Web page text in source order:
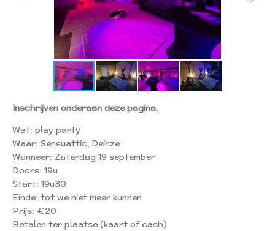
Inschrijven onderaan deze pagina.
Wat: play party
Waar: Sensuattic, Deinze
Wanneer: Zaterdag 19 september
Doors: 19u
Start: 19u30
Einde: tot we niet meer kunnen
Prijs: €20
Betalen ter plaatse (kaart of cash)